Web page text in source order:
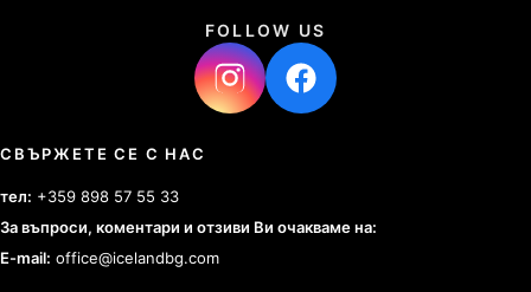
FOLLOW US
СВЪРЖЕТЕ СЕ С НАС
тел: +359 898 57 55 33
За въпроси, коментари и отзиви Ви очакваме на:
E-mail: office@icelandbg.com